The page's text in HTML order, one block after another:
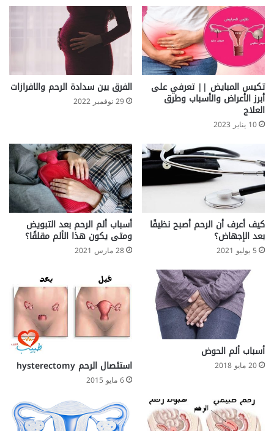
ل
ل
ت
ز
ي
د
م
ن
ذ
ك
ط
ف
ل
تكيس المبايض || تعرفي على
أبرز الأعراض والأسباب وطرق
العلاج
10 يناير 2023
الفرق بين سدادة الرحم والافرازات
29 نوفمبر 2022
كيف أعرف أن الرحم أصبح نظيفًا
بعد الإجهاض؟
5 يوليو 2021
أسباب ألم الرحم بعد التبويض
ومتى يكون هذا الألم مقلقًا؟
28 مارس 2021
أسباب ألم الحوض
20 مايو 2018 استئصال الرحم hysterectomy
6 مايو 2015